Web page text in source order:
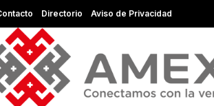
Directorio Aviso de Privacidad